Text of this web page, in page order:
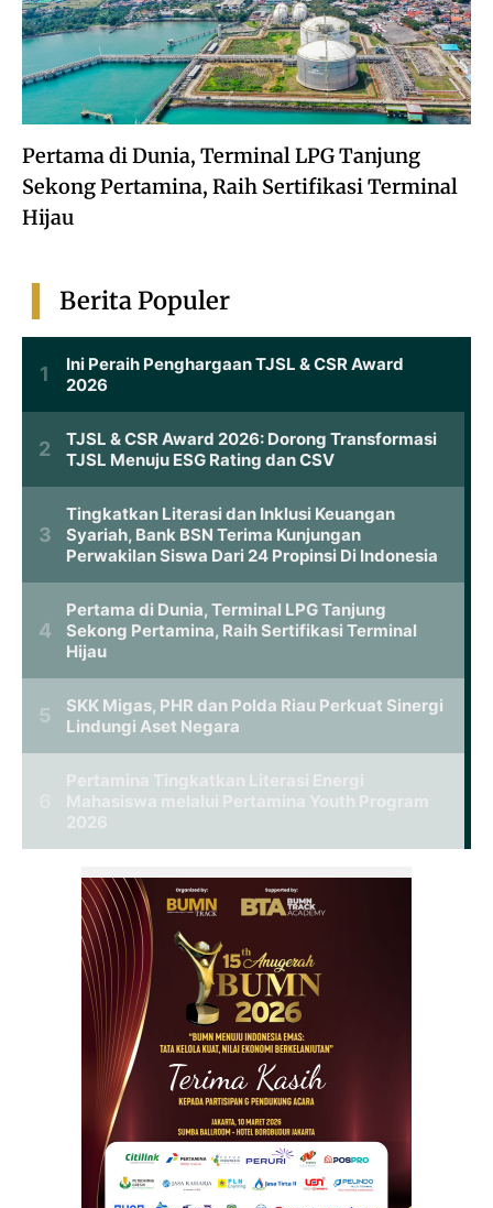
Pertama di Dunia, Terminal LPG Tanjung
Sekong Pertamina, Raih Sertifikasi Terminal
Hijau
Berita Populer